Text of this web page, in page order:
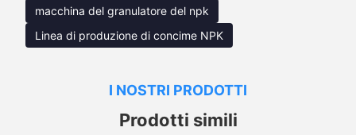
macchina del granulatore del npk
Linea di produzione di concime NPK
I NOSTRI PRODOTTI
Prodotti simili